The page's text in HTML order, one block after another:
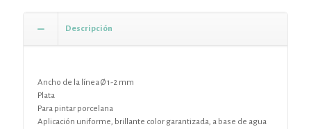
Descripción
Ancho de la línea Ø 1-2 mm
Plata
Para pintar porcelana
Aplicación uniforme, brillante color garantizada, a base de agua